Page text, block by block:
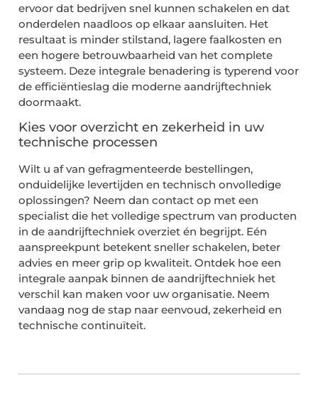
ervoor dat bedrijven snel kunnen schakelen en dat
onderdelen naadloos op elkaar aansluiten. Het
resultaat is minder stilstand, lagere faalkosten en
een hogere betrouwbaarheid van het complete
systeem. Deze integrale benadering is typerend voor
de efficiëntieslag die moderne aandrijftechniek
doormaakt.
Kies voor overzicht en zekerheid in uw
technische processen
Wilt u af van gefragmenteerde bestellingen,
onduidelijke levertijden en technisch onvolledige
oplossingen? Neem dan contact op met een
specialist die het volledige spectrum van producten
in de aandrijftechniek overziet én begrijpt. Eén
aanspreekpunt betekent sneller schakelen, beter
advies en meer grip op kwaliteit. Ontdek hoe een
integrale aanpak binnen de aandrijftechniek het
verschil kan maken voor uw organisatie. Neem
vandaag nog de stap naar eenvoud, zekerheid en
technische continuïteit.